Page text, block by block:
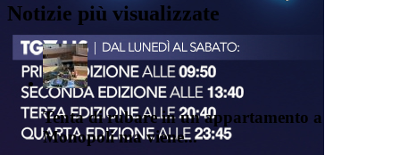
Notizie più visualizzate
Tenta di rubare in un appartamento a
Monopoli ma viene...